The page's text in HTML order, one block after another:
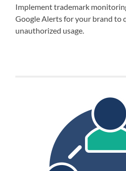
Implement trademark
Google Alerts for your brand to
unauthorized usage.